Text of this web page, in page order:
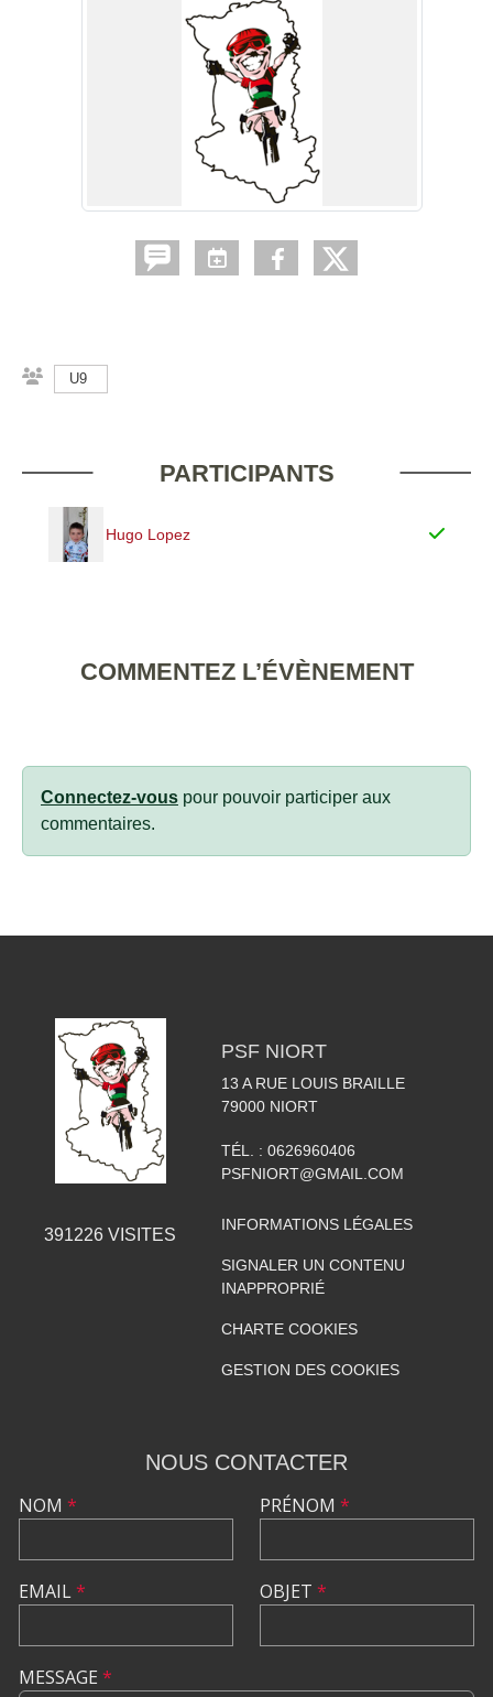
U9
PARTICIPANTS
Hugo Lopez
COMMENTEZ L’ÉVÈNEMENT
Connectez-vous pour pouvoir participer aux
commentaires.
391226 VISITES
PSF NIORT
13 A RUE LOUIS BRAILLE
79000 NIORT
TÉL. : 0626960406
PSFNIORT@GMAIL.COM
INFORMATIONS LÉGALES
SIGNALER UN CONTENU
INAPPROPRIÉ
CHARTE COOKIES
GESTION DES COOKIES
NOUS CONTACTER
NOM *
EMAIL*
PRÉNOM *
OBJET *
MESSAGE *